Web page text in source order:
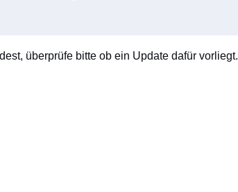
überprüfe bitte ob ein Update dafür vorliegt.